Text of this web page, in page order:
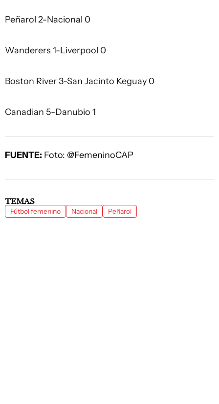
Peñarol 2-Nacional 0
Wanderers 1-Liverpool 0
Boston River 3-San Jacinto Keguay 0
Canadian 5-Danubio 1
FUENTE: Foto: @FemeninoCAP
TEMAS
Fútbol femenino Nacional Peñarol